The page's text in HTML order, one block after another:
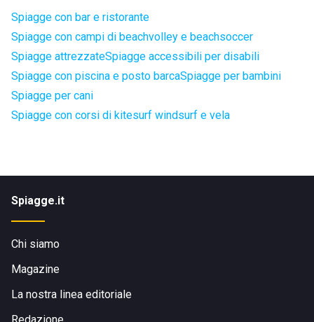
Spiagge con bar e ristorante
Spiagge con campi di beachvolley e beachsoccer
Spiagge attrezzateSpiagge accessibili per disabili
Spiagge con piscina e posto barcaSpiagge per bambini
Spiagge per cani
Spiagge con corsi di kitesurf windsurf e vela
Spiagge.it
Chi siamo
Magazine
La nostra linea editoriale